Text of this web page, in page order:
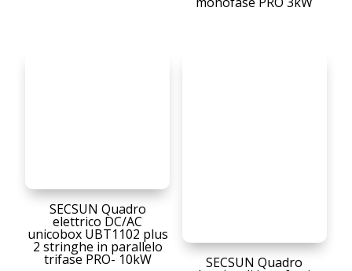
SECSUN Quadro
elettrico DC/AC
unicobox UBT1102 plus
2 stringhe in parallelo
trifase PRO- 10kW SECSUN Quadro